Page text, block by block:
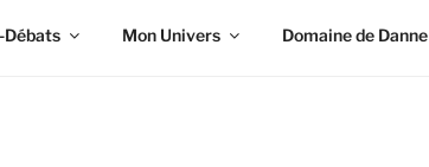
Débats Mon Univers Domaine de Danne